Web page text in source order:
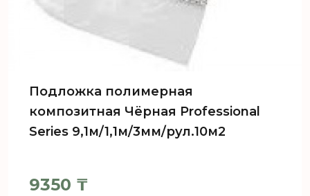
Подложка полимерная
композитная Чёрная Professional
Series 9,1м/1,1м/3мм/рул.10м2
9350 ₸